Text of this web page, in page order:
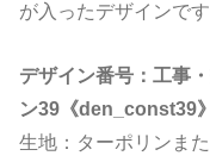
が入ったデザインです
デザイン番号：工事
ン39《den_const39》
生地：ターポリンま